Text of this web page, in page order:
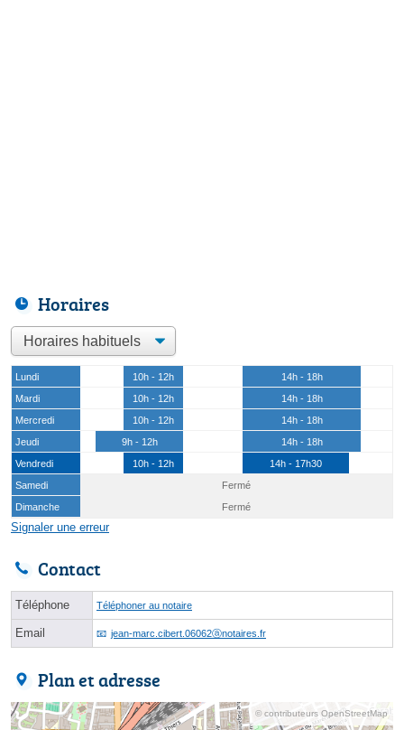
Horaires
Lundi 10h - 12h
14h - 18h
Mardi
10h - 12h
14h - 18h
Mercredi
10h - 12h
14h - 18h
Jeudi
9h - 12h
14h - 18h
Vendredi
10h - 12h
14h - 17h30
Samedi
Fermé
Dimanche
Fermé
Signaler une erreur
Contact
Téléphone Téléphoner au notaire
Email jean-marc.cibert.06062ⓐnotaires.fr
Plan et adresse
© contributeurs OpenStreetMap